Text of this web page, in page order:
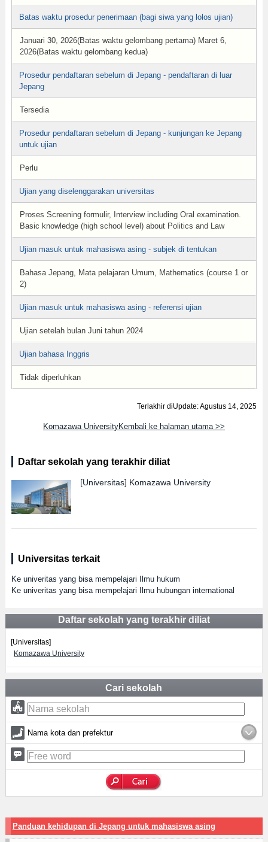
Batas waktu prosedur penerimaan (bagi siwa yang lolos ujian)
Januari 30, 2026(Batas waktu gelombang pertama) Maret 6,
2026(Batas waktu gelombang kedua)
Prosedur pendaftaran sebelum di Jepang - pendaftaran di luar
Jepang
Tersedia
Prosedur pendaftaran sebelum di Jepang - kunjungan ke Jepang
untuk ujian
Perlu
Ujian yang diselenggarakan universitas
Proses Screening formulir, Interview including Oral examination.
Basic knowledge (high school level) about Politics and Law
Ujian masuk untuk mahasiswa asing - subjek di tentukan
Bahasa Jepang, Mata pelajaran Umum, Mathematics (course 1 or
2)
Ujian masuk untuk mahasiswa asing - referensi ujian
Ujian setelah bulan Juni tahun 2024
Ujian bahasa Inggris
Tidak diperluhkan
Terlakhir diUpdate: Agustus 14, 2025
Komazawa UniversityKembali ke halaman utama >>
Daftar sekolah yang terakhir diliat
[Universitas] Komazawa University
Universitas terkait
Ke univeritas yang bisa mempelajari Ilmu hukum
Ke univeritas yang bisa mempelajari Ilmu hubungan international
Daftar sekolah yang terakhir diliat
[Universitas]
Komazawa University
Cari sekolah
Nama kota dan prefektur
Panduan kehidupan di Jepang untuk mahasiswa asing